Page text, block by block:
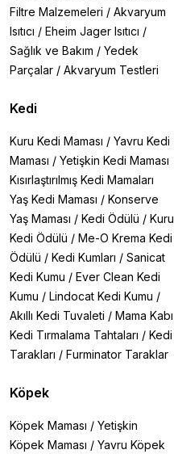
Filtre Malzemeleri / Akvaryum
Isıtıcı / Eheim Jager Isıtıcı /
Sağlık ve Bakım / Yedek
Parçalar / Akvaryum Testleri
Kedi
Kuru Kedi Maması / Yavru Kedi
Maması / Yetişkin Kedi Maması
Kısırlaştırılmış Kedi Mamaları
Yaş Kedi Maması / Konserve
Yaş Maması / Kedi Ödülü / Kuru
Kedi Ödülü / Me-O Krema Kedi
Ödülü / Kedi Kumları / Sanicat
Kedi Kumu / Ever Clean Kedi
Kumu / Lindocat Kedi Kumu /
Akıllı Kedi Tuvaleti / Mama Kabı
Kedi Tırmalama Tahtaları / Kedi
Tarakları / Furminator Taraklar
Köpek
Köpek Maması / Yetişkin
Köpek Maması / Yavru Köpek